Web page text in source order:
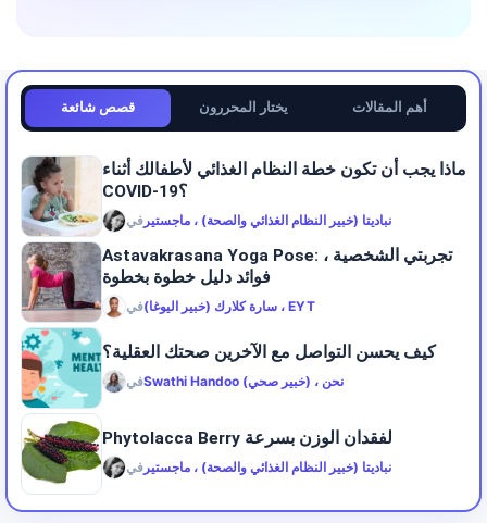
قصص شائعة يختار المحررون أهم المقالات
ماذا يجب أن تكون خطة النظام الغذائي لأطفالك أثناء
COVID-19؟
في نباديتا (خبير النظام الغذائي والصحة) ، ماجستير
Astavakrasana Yoga Pose: تجربتي الشخصية ،
فوائد دليل خطوة بخطوة
في سارة كلارك (خبير اليوغا) ، EYT
كيف يحسن التواصل مع الآخرين صحتك العقلية؟
في Swathi Handoo (خبير صحي) ، نحن
Phytolacca Berry لفقدان الوزن بسرعة
في نباديتا (خبير النظام الغذائي والصحة) ، ماجستير